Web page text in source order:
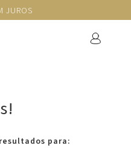
JUROS
para: